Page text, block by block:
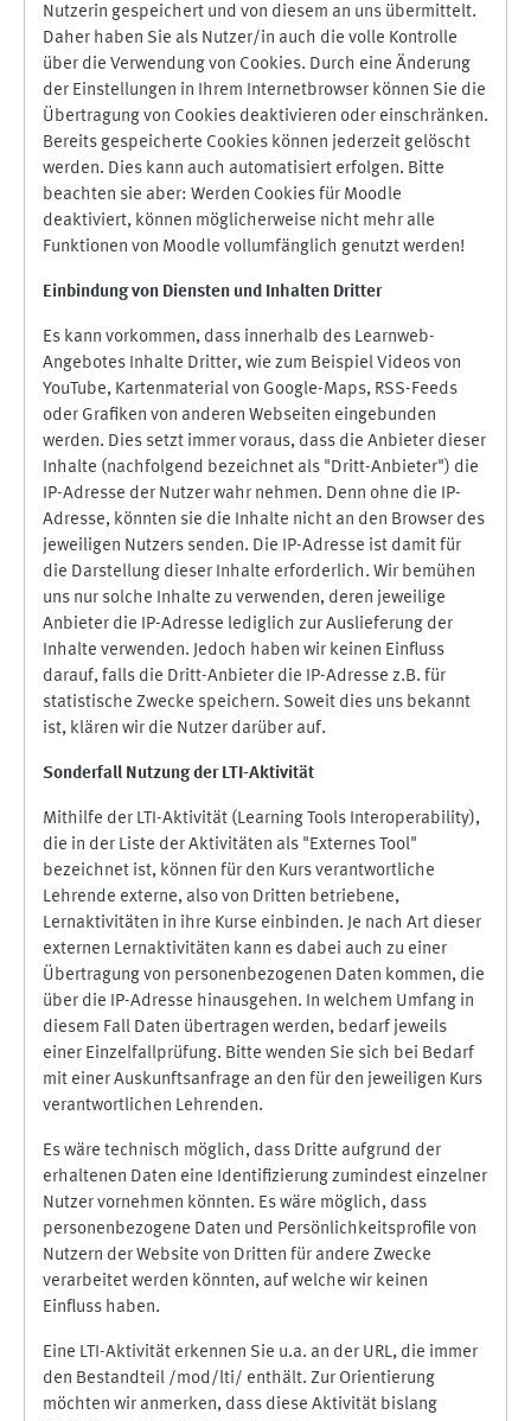
Nutzerin gespeichert und von diesem an uns übermittelt.
Daher haben Sie als Nutzer/in auch die volle Kontrolle
über die Verwendung von Cookies. Durch eine Änderung
der Einstellungen in Ihrem Internetbrowser können Sie die
Übertragung von Cookies deaktivieren oder einschränken.
Bereits gespeicherte Cookies können jederzeit gelöscht
werden. Dies kann auch automatisiert erfolgen. Bitte
beachten sie aber: Werden Cookies für Moodle
deaktiviert, können möglicherweise nicht mehr alle
Funktionen von Moodle vollumfänglich genutzt werden!
Einbindung von Diensten und Inhalten Dritter
Es kann vorkommen, dass innerhalb des Learnweb-
Angebotes Inhalte Dritter, wie zum Beispiel Videos von
YouTube, Kartenmaterial von Google-Maps, RSS-Feeds
oder Grafiken von anderen Webseiten eingebunden
werden. Dies setzt immer voraus, dass die Anbieter dieser
Inhalte (nachfolgend bezeichnet als "Dritt-Anbieter") die
IP-Adresse der Nutzer wahr nehmen. Denn ohne die IP-
Adresse, könnten sie die Inhalte nicht an den Browser des
jeweiligen Nutzers senden. Die IP-Adresse ist damit für
die Darstellung dieser Inhalte erforderlich. Wir bemühen
uns nur solche Inhalte zu verwenden, deren jeweilige
Anbieter die IP-Adresse lediglich zur Auslieferung der
Inhalte verwenden. Jedoch haben wir keinen Einfluss
darauf, falls die Dritt-Anbieter die IP-Adresse z.B. für
statistische Zwecke speichern. Soweit dies uns bekannt
ist, klären wir die Nutzer darüber auf.
Sonderfall Nutzung der LTI-Aktivität
Mithilfe der LTI-Aktivität (Learning Tools Interoperability),
die in der Liste der Aktivitäten als "Externes Tool"
bezeichnet ist, können für den Kurs verantwortliche
Lehrende externe, also von Dritten betriebene,
Lernaktivitäten in ihre Kurse einbinden. Je nach Art dieser
externen Lernaktivitäten kann es dabei auch zu einer
Übertragung von personenbezogenen Daten kommen, die
über die IP-Adresse hinausgehen. In welchem Umfang in
diesem Fall Daten übertragen werden, bedarf jeweils
einer Einzelfallprüfung. Bitte wenden Sie sich bei Bedarf
mit einer Auskunftsanfrage an den für den jeweiligen Kurs
verantwortlichen Lehrenden.
Es wäre technisch möglich, dass Dritte aufgrund der
erhaltenen Daten eine Identifizierung zumindest einzelner
Nutzer vornehmen könnten. Es wäre möglich, dass
personenbezogene Daten und Persönlichkeitsprofile von
Nutzern der Website von Dritten für andere Zwecke
verarbeitet werden könnten, auf welche wir keinen
Einfluss haben.
Eine LTI-Aktivität erkennen Sie u.a. an der URL, die immer
den Bestandteil /mod/lti/ enthält. Zur Orientierung
möchten wir anmerken, dass diese Aktivität bislang